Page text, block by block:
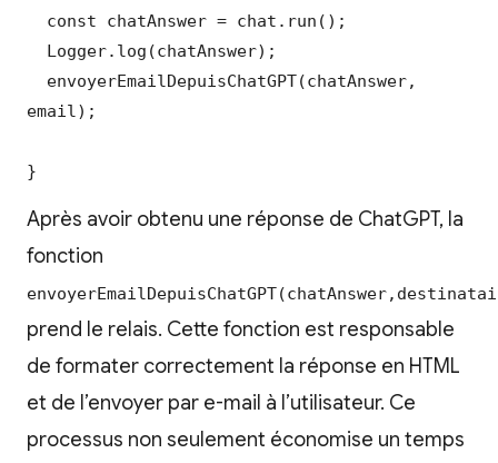
email);
}
Après avoir obtenu une réponse de ChatGPT, la
fonction
prend le relais. Cette fonction est responsable
de formater correctement la réponse en HTML
et de l’envoyer par e-mail à l’utilisateur. Ce
processus non seulement économise un temps